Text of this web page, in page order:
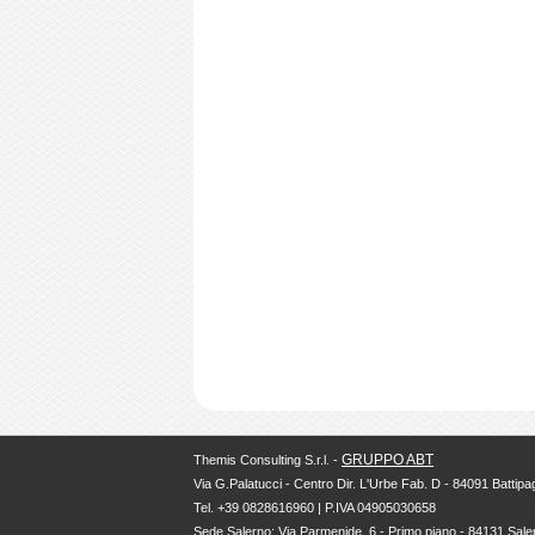
Themis Consulting S.r.l. - GRUPPO ABT
Via G.Palatucci - Centro Dir. L'Urbe Fab. D - 84091
Tel. +39 0828616960 | P.IVA 04905030658
Sede Salerno: Via Parmenide, 6 - Primo piano - 84131